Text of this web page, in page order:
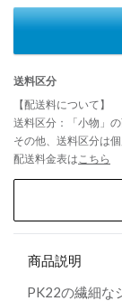
送料区分
【配送料について】
送料区分：「小物」
その他、送料区分は
配送料金表は こちら
商品説明
PK22の繊細な